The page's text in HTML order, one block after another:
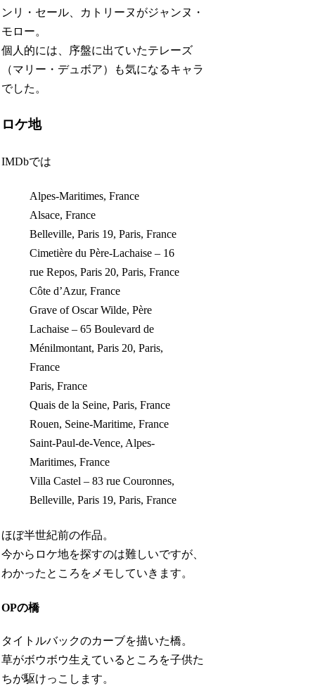
ンリ・セール、カトリーヌがジャンヌ・
モロー。
個人的には、序盤に出ていたテレーズ
（マリー・デュボア）も気になるキャラ
でした。
ロケ地
IMDbでは
Alpes-Maritimes, France
Alsace, France
Belleville, Paris 19, Paris, France
Cimetière du Père-Lachaise – 16
rue Repos, Paris 20, Paris, France
Côte d’Azur, France
Grave of Oscar Wilde, Père
Lachaise – 65 Boulevard de
Ménilmontant, Paris 20, Paris,
France
Paris, France
Quais de la Seine, Paris, France
Rouen, Seine-Maritime, France
Saint-Paul-de-Vence, Alpes-
Maritimes, France
Villa Castel – 83 rue Couronnes,
Belleville, Paris 19, Paris, France
ほぼ半世紀前の作品。
今からロケ地を探すのは難しいですが、
わかったところをメモしていきます。
OPの橋
タイトルバックのカーブを描いた橋。
草がボウボウ生えているところを子供た
ちが駆けっこします。